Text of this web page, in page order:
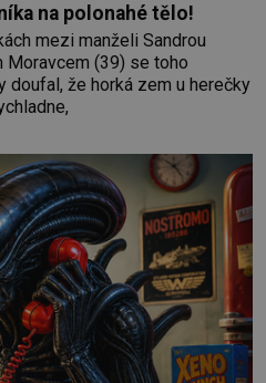
na polonahé tělo!
mezi manželi Sandrou
Moravcem (39) se toho
doufal, že horká zem u herečky